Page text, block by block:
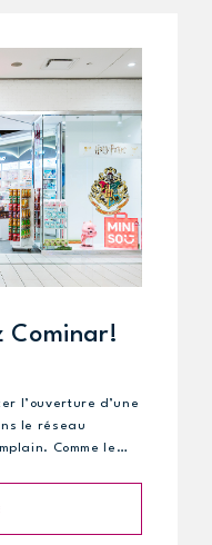
Cominar!
l’ouverture d’une
le réseau
Comme le…